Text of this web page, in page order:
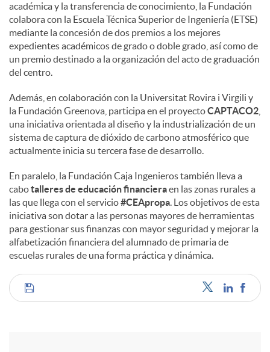
académica y la transferencia de conocimiento, la Fundación
colabora con la Escuela Técnica Superior de Ingeniería (ETSE)
mediante la concesión de dos premios a los mejores
expedientes académicos de grado o doble grado, así como de
un premio destinado a la organización del acto de graduación
del centro.
Además, en colaboración con la Universitat Rovira i Virgili y
la Fundación Greenova, participa en el proyectoCAPTACO2
una iniciativa orientada al diseño y la industrialización de un
sistema de captura de dióxido de carbono atmosférico que
actualmente inicia su tercera fase de desarrollo.
En paralelo, la Fundación Caja Ingenieros también lleva a
cabotalleres de educación financieraen las zonas rurales a
las que llega con el servicio#CEApropa. Los objetivos de esta
iniciativa son dotar a las personas mayores de herramientas
para gestionar sus finanzas con mayor seguridad y mejorar la
alfabetización financiera del alumnado de primaria de
escuelas rurales de una forma práctica y dinámica.
C